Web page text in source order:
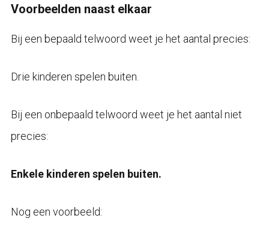
Voorbeelden naast elkaar
Bij een bepaald telwoord weet je het aantal precies:
Drie kinderen spelen buiten.
Bij een onbepaald telwoord weet je het aantal niet
precies:
Enkele kinderen spelen buiten.
Nog een voorbeeld: